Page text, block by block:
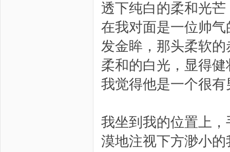
透下纯白的柔和光
在我对面是一位帅
发金眸，那头柔软
柔和的白光，显得
我觉得他是一个很
我坐到我的位置上
漠地注视下方渺小